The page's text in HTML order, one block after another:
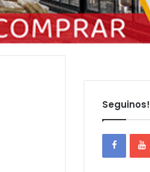
Seguinos!